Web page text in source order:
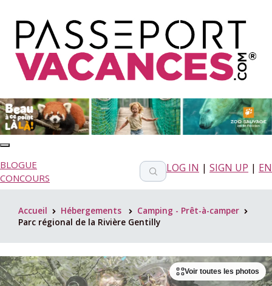
BLOGUE
CONCOURS
LOG IN | SIGN UP | EN
Accueil > Hébergements > Camping - Prêt-à-camper >
Parc régional de la Rivière Gentilly
Voir toutes les photos